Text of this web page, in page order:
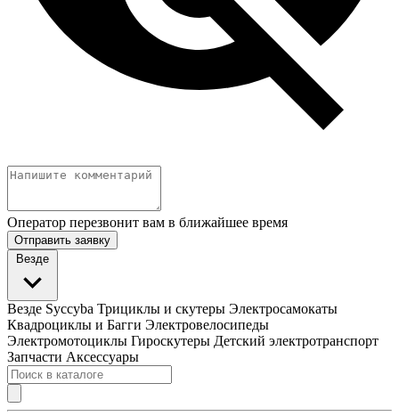
Оператор перезвонит вам в ближайшее время
Отправить заявку
Везде
Везде Syccyba Трициклы и скутеры Электросамокаты
Квадроциклы и Багги Электровелосипеды
Электромотоциклы Гироскутеры Детский электротранспорт
Запчасти Аксессуары